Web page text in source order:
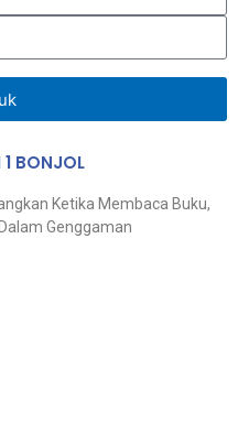
BONJOL
Ketika Membaca Buku,
Genggaman